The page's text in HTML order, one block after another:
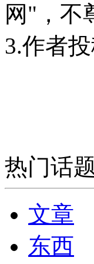
网"，不
3.作者
热门话
文章
东西